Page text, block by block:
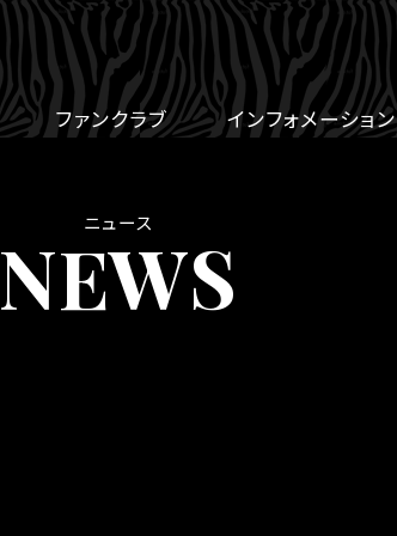
ファンクラブ インフォメーション
ニュース
NEWS